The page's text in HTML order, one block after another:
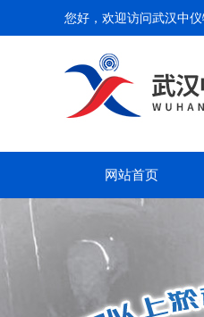
您好，欢迎访问武汉中
网站首页